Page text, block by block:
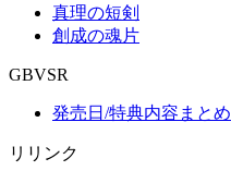
真理の短剣
創成の魂片
GBVSR
発売日/特典内容まとめ
リリンク